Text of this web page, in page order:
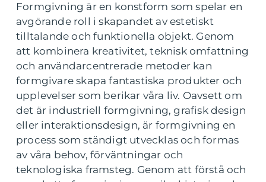
Formgivning är en konstform som spelar en
avgörande roll i skapandet av estetiskt
tilltalande och funktionella objekt. Genom
att kombinera kreativitet, teknisk omfattning
och användarcentrerade metoder kan
formgivare skapa fantastiska produkter och
upplevelser som berikar våra liv. Oavsett om
det är industriell formgivning, grafisk design
eller interaktionsdesign, är formgivning en
process som ständigt utvecklas och formas
av våra behov, förväntningar och
teknologiska framsteg. Genom att förstå och